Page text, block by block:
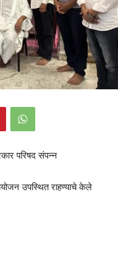
परिषद संपन्न
उपस्थित राहण्याचे केले